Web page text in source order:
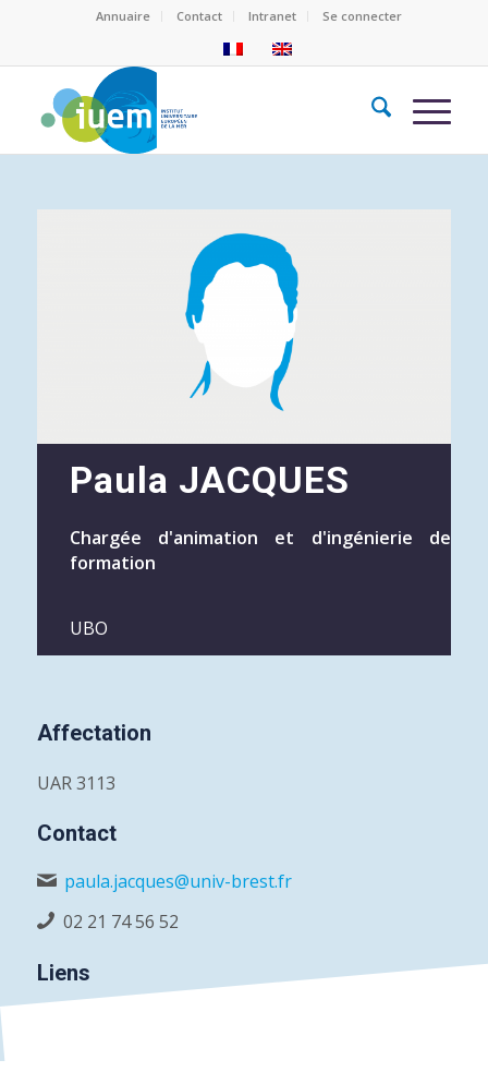
Annuaire Contact Intranet Se connecter
Paula JACQUES
Chargée d'animation et d'ingénierie de
formation
UBO
Affectation
UAR 3113
Contact
paula.jacques@univ-brest.fr
02 21 74 56 52
Liens